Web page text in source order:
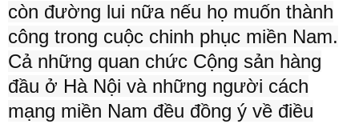
còn đường lui nữa nếu họ muốn thành
công trong cuộc chinh phục miền Nam.
Cả những quan chức Cộng sản hàng
đầu ở Hà Nội và những người cách
mạng miền Nam đều đồng ý về điều